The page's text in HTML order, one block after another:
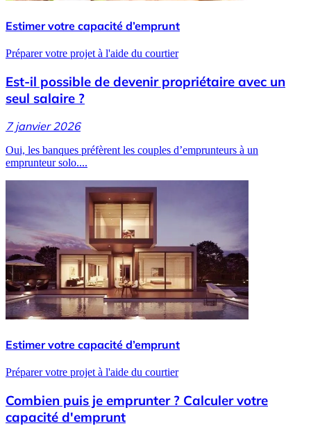
Estimer votre capacité d’emprunt
Préparer votre projet à l'aide du courtier
Est-il possible de devenir propriétaire avec un
seul salaire ?
7 janvier 2026
Oui, les banques préfèrent les couples d’emprunteurs à un
emprunteur solo....
Estimer votre capacité d’emprunt
Préparer votre projet à l'aide du courtier
Combien puis je emprunter ? Calculer votre
capacité d'emprunt